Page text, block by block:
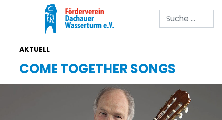
Suchen
COME TOGETHER SONGS